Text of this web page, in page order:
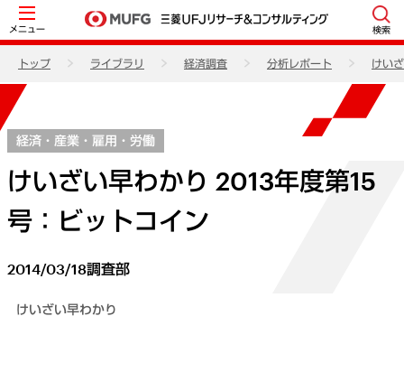
メニュー 検索
トップ ライブラリ 経済調査 分析レポート けい
経済・産業・雇用・労働
けいざい早わかり 2013年度第15
号：ビットコイン
2014/03/18調査部
けいざい早わかり